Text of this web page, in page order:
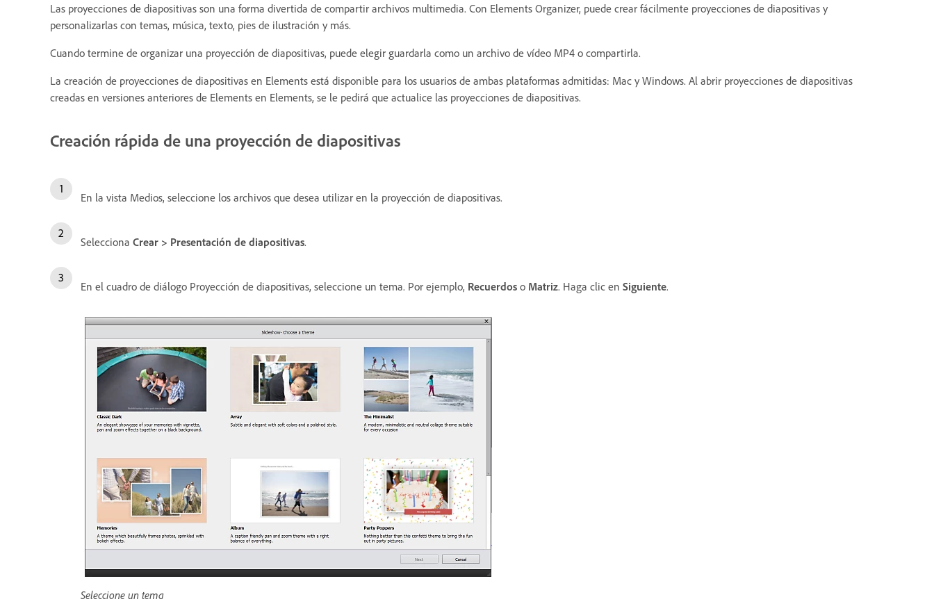
Las proyecciones de diapositivas son una forma divertida de compartir archivos multimedia. Con Elements Organizer, puede crear fácilmente proyecciones de diapositivas y
personalizarlas con temas, música, texto, pies de ilustración y más.
Cuando termine de organizar una proyección de diapositivas, puede elegir guardarla como un archivo de vídeo MP4 o compartirla.
La creación de proyecciones de diapositivas en Elements está disponible para los usuarios de ambas plataformas admitidas: Mac y Windows. Al abrir proyecciones de diapositivas
creadas en versiones anteriores de Elements en Elements, se le pedirá que actualice las proyecciones de diapositivas.
Creación rápida de una proyección de diapositivas
En la vista Medios, seleccione los archivos que desea utilizar en la proyección de diapositivas.
Selecciona Crear > Presentación de diapositivas.
En el cuadro de diálogo Proyección de diapositivas, seleccione un tema. Por ejemplo, Recuerdos o Matriz. Haga clic en Siguiente.
Seleccione un tema